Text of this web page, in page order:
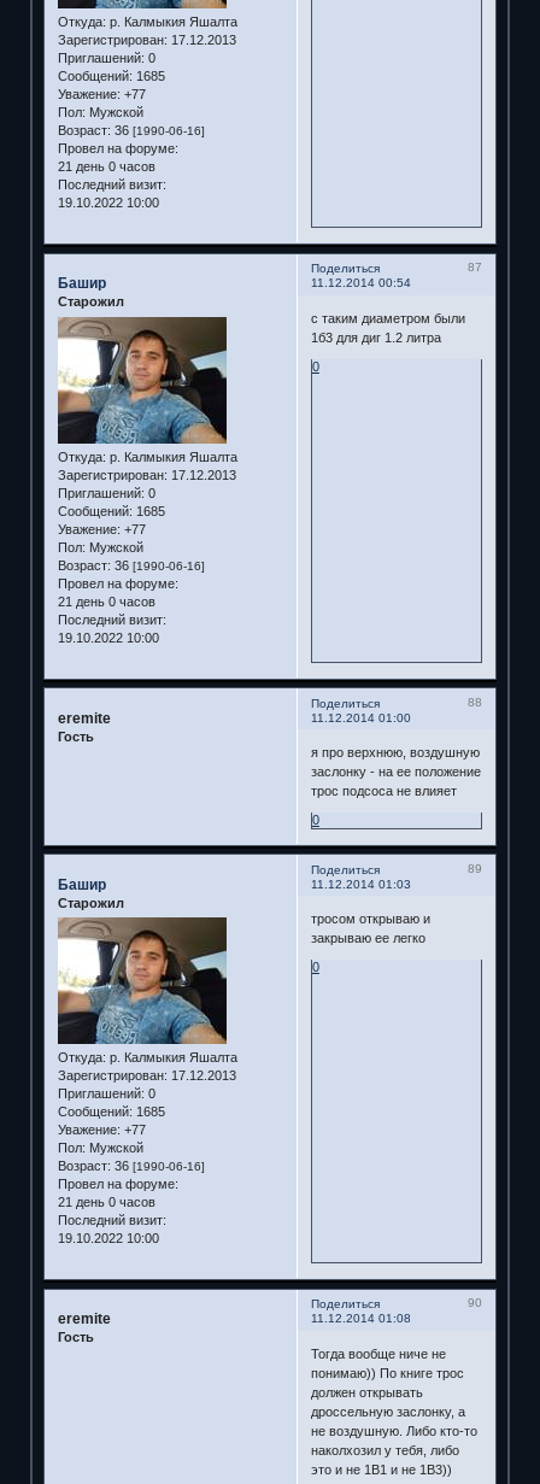
Откуда: р. Калмыкия Яшалта
Зарегистрирован: 17.12.2013
Приглашений: 0
Сообщений: 1685
Уважение: +77
Пол: Мужской
Возраст: 36 [1990-06-16]
Провел на форуме:
21 день 0 часов
Последний визит:
19.10.2022 10:00
Поделиться
87
11.12.2014 00:54
Башир
Старожил
Откуда: р. Калмыкия Яшалта
Зарегистрирован: 17.12.2013
Приглашений: 0
Сообщений: 1685
Уважение: +77
Пол: Мужской
Возраст: 36 [1990-06-16]
Провел на форуме:
21 день 0 часов
Последний визит:
19.10.2022 10:00
с таким диаметром были
1б3 для диг 1.2 литра
0
Поделиться
88
11.12.2014 01:00
eremite
Гость
я про верхнюю, воздушную
заслонку - на ее положение
трос подсоса не влияет
0
Поделиться
89
11.12.2014 01:03
Башир
Старожил
Откуда: р. Калмыкия Яшалта
Зарегистрирован: 17.12.2013
Приглашений: 0
Сообщений: 1685
Уважение: +77
Пол: Мужской
Возраст: 36 [1990-06-16]
Провел на форуме:
21 день 0 часов
Последний визит:
19.10.2022 10:00
тросом открываю и
закрываю ее легко
0
Поделиться
90
11.12.2014 01:08
eremite
Гость
Тогда вообще ниче не
понимаю)) По книге трос
должен открывать
дроссельную заслонку, а
не воздушную. Либо кто-то
наколхозил у тебя, либо
это и не 1В1 и не 1В3))